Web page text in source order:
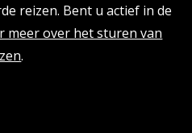
reizen. Bent u actief in de
meer over het sturen van
.